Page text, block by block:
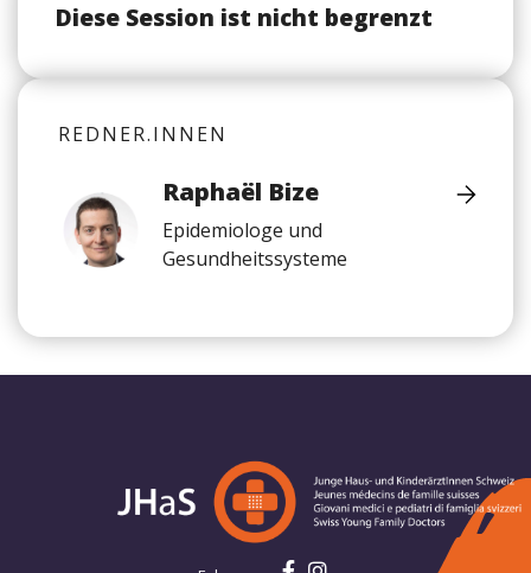
Diese Session ist nicht begrenzt
REDNER.INNEN
Raphaël Bize
Epidemiologe und
Gesundheitssysteme